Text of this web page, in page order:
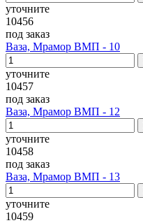
уточните
10456
под заказ
Ваза, Мрамор ВМП - 10
уточните
10457
под заказ
Ваза, Мрамор ВМП - 12
уточните
10458
под заказ
Ваза, Мрамор ВМП - 13
уточните
10459